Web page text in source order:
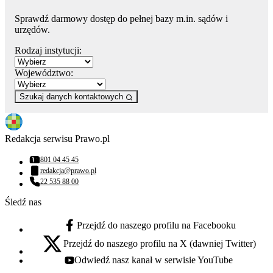
Sprawdź darmowy dostęp do pełnej bazy m.in. sądów i
urzędów.
Rodzaj instytucji:
Województwo:
Szukaj danych kontaktowych
Redakcja serwisu Prawo.pl
Numer telefonu:
801 04 45 45
Adres email:
redakcja@prawo.pl
Numer telefonu:
22 535 88 00
Śledź nas
facebook - otwiera się w nowej karcie
Przejdź do naszego profilu na Facebooku
x - otwiera się w nowej karcie
Przejdź do naszego profilu na X (dawniej Twitter)
youtube - otwiera się w nowej karcie
Odwiedź nasz kanał w serwisie YouTube